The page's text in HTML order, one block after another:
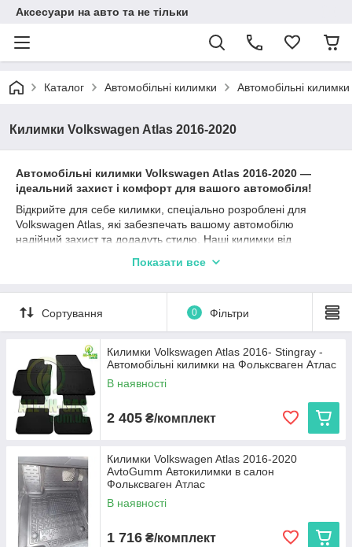
Аксесуари на авто та не тільки
Каталог Автомобільні килимки Автомобільні
Килимки Volkswagen Atlas 2016-2020
Автомобільні килимки Volkswagen Atlas 2016-2020 —
ідеальний захист і комфорт для вашого автомобіля!
Відкрийте для себе килимки, спеціально розроблені для
Volkswagen Atlas, які забезпечать вашому автомобілю
надійний захист та додадуть стилю. Наші килимки від
Cargumm, ідеально підходять для Фольксваген Атлас та
Матеріали, такі як каучук, поліуретан та гума, забезпечують
відмінні захисні характеристики, а різноманітність типів
бортиків (2,5 см, 4 см, євроборт) дозволяє вибрати найбільш
підходящий варіант залежно від ваших уподобань та умов
експлуатації. Ми пропонуємо:
Cargumm з євробортом
салону, легкість у догляді та висока зносостійкість.
Avto gumm з бортиком 2,5 см— надійний захист
від бруду та вологи для салону та багажника, що
витримує будь-які погодні умови.
Stingray — коврики з євробортом з каучуку для
довговічності та 3D коврики з високим бортиком 3,5 см
для максимальної захисту і преміального вигляду.
Кожен виріб виготовляється в Україні, що гарантує високу
якість та доступну ціну.
Показати все
Сортування 0 Фільтри
Килимки Volkswagen Atlas 2016- Stingray -
Автомобільні килимки на Фольксваген Атлас
В наявності
2 405 ₴/комплект
Килимки Volkswagen Atlas 2016-2020
AvtoGumm Автокилимки в салон
Фольксваген Атлас
В наявності
1 716 ₴/комплект